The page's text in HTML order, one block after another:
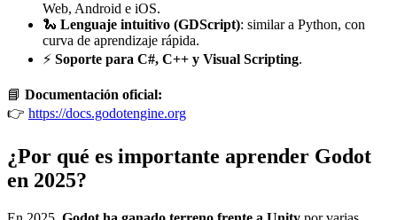
Web, Android e iOS.
🐍 Lenguaje intuitivo (GDScript): similar a Python, con
curva de aprendizaje rápida.
⚡ Soporte para C#, C++ y Visual Scripting.
📘 Documentación oficial:
👉 https://docs.godotengine.org
¿Por qué es importante aprender Godot
en 2025?